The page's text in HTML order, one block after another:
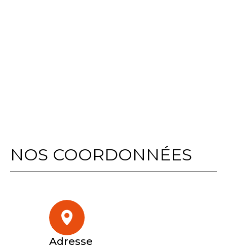
NOS COORDONNÉES
Adresse